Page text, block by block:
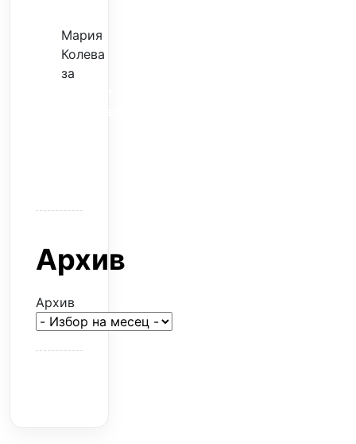
Мария
Колева
за
Архив
Архив